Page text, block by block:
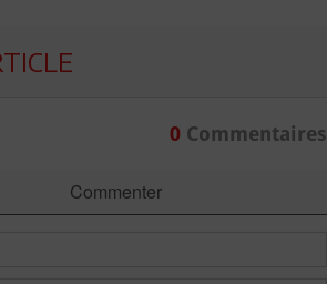
0Commentaires
Commenter